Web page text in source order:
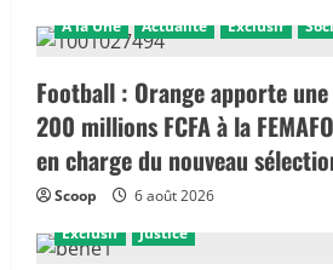
A la Une
Actualité Exclusif
Football : Orange apporte
200 millions FCFA à la
en charge du nouveau
Scoop
6 août 2026
Exclusif
Justice